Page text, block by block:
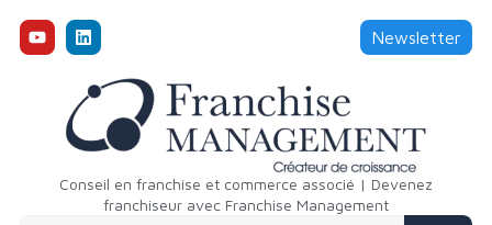
Newsletter
Conseil en franchise et commerce associé | Devenez
franchiseur avec Franchise Management